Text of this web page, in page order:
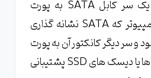
صاف و هموار است.یک سر کابل SATA به پورت
موجود در مادربورد کامپیوتر که SATA نشانه گذاری
سر دیگر کانکتور آن به پورت
SATA ی هارد دیسک ها یا دیسک های SSD پشتیبانی